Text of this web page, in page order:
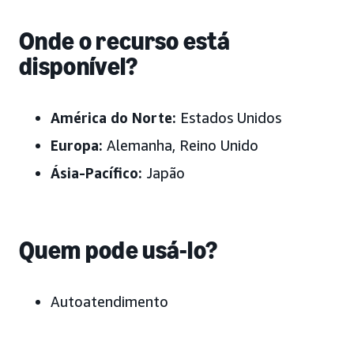
Onde o recurso está
disponível?
América do Norte: Estados Unidos
Europa: Alemanha, Reino Unido
Ásia-Pacífico: Japão
Quem pode usá-lo?
Autoatendimento